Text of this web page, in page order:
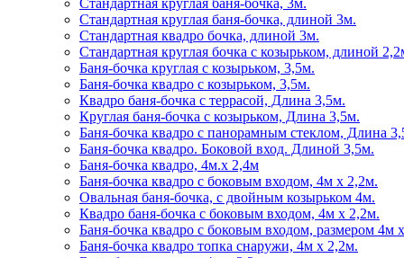
Стандартная круглая баня-бочка, длиной 3м.
Стандартная квадро бочка, длиной 3м.
Стандартная круглая бочка с козырьком, длиной
Баня-бочка круглая с козырьком, 3,5м.
Баня-бочка квадро с козырьком, 3,5м.
Квадро баня-бочка с террасой, Длина 3,5м.
Круглая баня-бочка с козырьком, Длина 3,5м.
Баня-бочка квадро с панорамным стеклом, Длина
Баня-бочка квадро. Боковой вход. Длиной 3,5м.
Баня-бочка квадро, 4м.х 2,4м
Баня-бочка квадро с боковым входом, 4м х 2,2м.
Овальная баня-бочка, с двойным козырьком 4м.
Квадро баня-бочка с боковым входом, 4м х 2,2м.
Баня-бочка квадро с боковым входом, размером 4м
Баня-бочка квадро топка снаружи, 4м х 2,2м.